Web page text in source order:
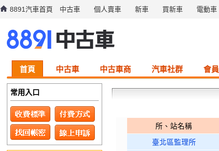
8891汽車首頁 中古車 個人賣車 新車 買新車 電動車
首頁 中古車 中古車商 汽車社群 會
所、站名稱
臺北區監理所
常用入口